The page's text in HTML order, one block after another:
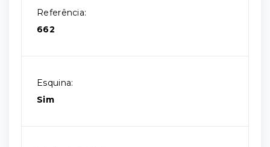
Referência:
662
Esquina:
Sim